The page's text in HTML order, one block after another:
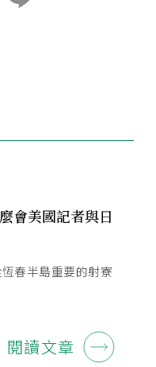
會美國記者與日
春半島重要的射寮
閱讀文章